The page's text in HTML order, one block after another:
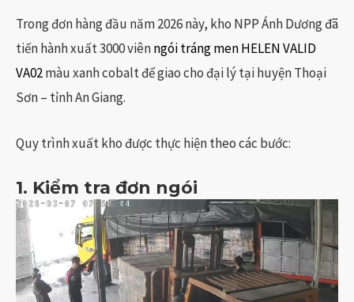
Trong đơn hàng đầu năm 2026 này, kho NPP Ánh Dương đã
tiến hành xuất 3000 viênngói tráng men HELEN VALID
VA02màu xanh cobalt để giao cho đại lý tại huyện Thoại
Sơn – tỉnh An Giang.
Quy trình xuất kho được thực hiện theo các bước:
1. Kiểm tra đơn ngói